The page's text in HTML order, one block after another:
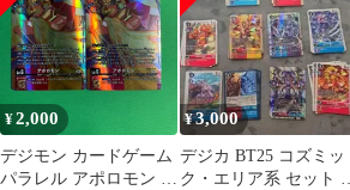
¥2,000
デジモン カードゲーム
パラレル アポロモン 2
¥3,000
デジカ BT25 コズミッ
ク・エリア系 セット グ